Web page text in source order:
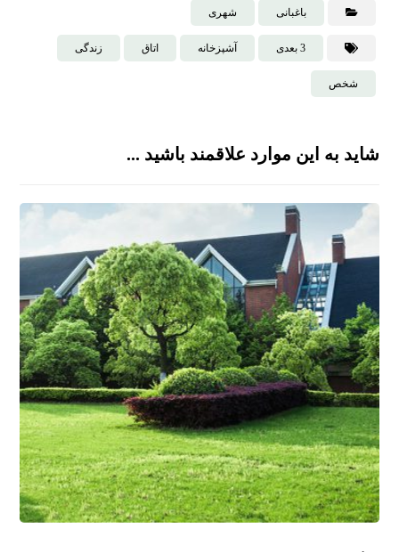
باغبانی شهری
3 بعدی آشپزخانه اتاق زندگی
شخص
شاید به این موارد علاقمند باشید ...